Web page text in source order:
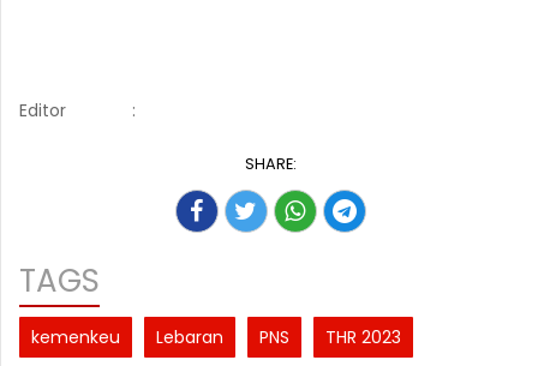
Editor :
SHARE:
TAGS
kemenkeu Lebaran PNS THR 2023